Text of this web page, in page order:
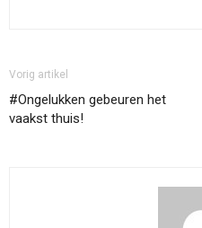
Vorig artikel
#Ongelukken gebeuren het
vaakst thuis!